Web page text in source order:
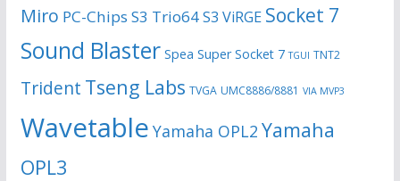
Miro PC-Chips S3 Trio64S3 ViRGE Socket 7
Sound Blaster Spea Super Socket 7 TGUI TNT2
Trident Tseng Labs TVGA UMC8886/8881 VIA MVP3
Wavetable Yamaha OPL2 Yamaha
OPL3